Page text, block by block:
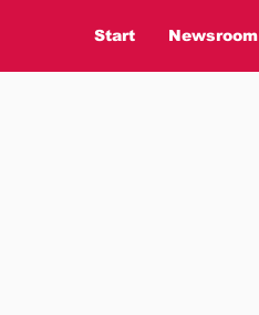
Start Newsroom